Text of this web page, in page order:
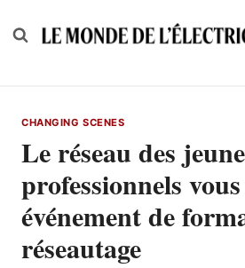
to
CHANGING SCENES
Le réseau des
professionnels
événement de
réseautage